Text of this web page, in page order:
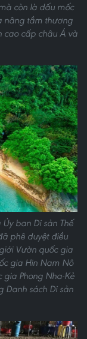
còn là dấu mốc
nâng tầm thương
cao cấp châu Á và
ban Di sản Thế
phê duyệt điều
Vườn quốc gia
gia Hin Nam Nô
gia Phong Nha-Kẻ
Danh sách Di sản